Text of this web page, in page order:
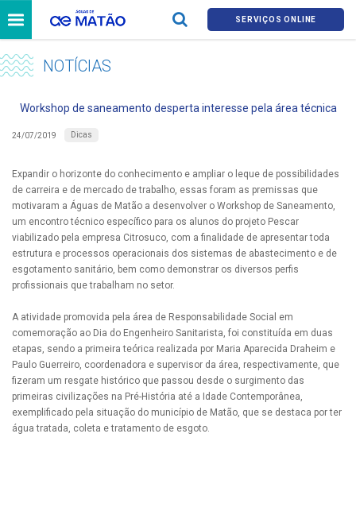
SERVIÇOS ONLINE
NOTÍCIAS
Workshop de saneamento desperta interesse pela área técnica
24/07/2019 Dicas
Expandir o horizonte do conhecimento e ampliar o leque de possibilidades
de carreira e de mercado de trabalho, essas foram as premissas que
motivaram a Águas de Matão a desenvolver o Workshop de Saneamento,
um encontro técnico específico para os alunos do projeto Pescar
viabilizado pela empresa Citrosuco, com a finalidade de apresentar toda
estrutura e processos operacionais dos sistemas de abastecimento e de
esgotamento sanitário, bem como demonstrar os diversos perfis
profissionais que trabalham no setor.
A atividade promovida pela área de Responsabilidade Social em
comemoração ao Dia do Engenheiro Sanitarista, foi constituída em duas
etapas, sendo a primeira teórica realizada por Maria Aparecida Draheim e
Paulo Guerreiro, coordenadora e supervisor da área, respectivamente, que
fizeram um resgate histórico que passou desde o surgimento das
primeiras civilizações na Pré-História até a Idade Contemporânea,
exemplificado pela situação do município de Matão, que se destaca por ter
água tratada, coleta e tratamento de esgoto.